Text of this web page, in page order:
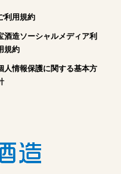
利用規約
酒造ソーシャルメディア利
規約
人情報保護に関する基本方